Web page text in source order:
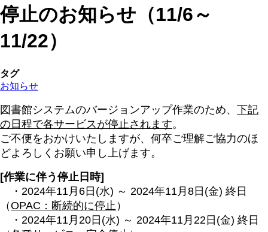
停止のお知らせ（11/6～
11/22）
タグ
お知らせ
図書館システムのバージョンアップ作業のため、 下記
の日程で各サービスが停止されます。
ご不便をおかけいたしますが、何卒ご理解ご協力のほ
どよろしくお願い申し上げます。
[作業に伴う停止日時]
・2024年11月6日(水) ～ 2024年11月8日(金) 終日
（OPAC：断続的に停止 ）
・2024年11月20日(水) ～ 2024年11月22日(金) 終日